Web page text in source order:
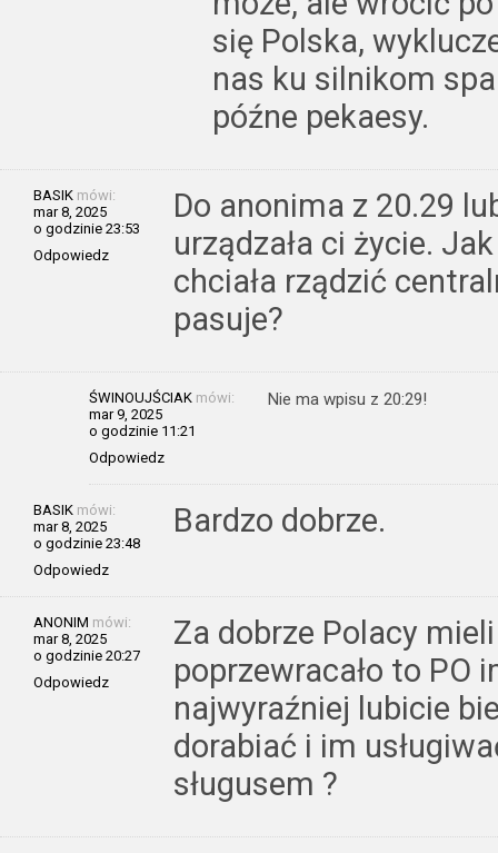
się Polska,
nas ku silnikom
późne pekaesy.
BASIK mówi:
mar 8, 2025
o godzinie 23:53
Odpowiedz
Do anonima z 20.29
urządzała ci życie.
chciała rządzić
pasuje?
ŚWINOUJŚCIAK mówi:
mar 9, 2025
o godzinie 11:21
Odpowiedz
Nie ma wpisu z 20:29!
BASIK mówi:
mar 8, 2025
o godzinie 23:48
Odpowiedz
Bardzo dobrze.
ANONIM mówi:
mar 8, 2025
o godzinie 20:27
Odpowiedz
Za dobrze Polacy
poprzewracało to PO
najwyraźniej lubicie
dorabiać i im
sługusem ?